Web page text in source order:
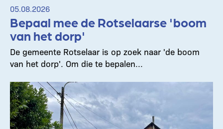
05.08.2026
Bepaal mee de Rotselaarse 'boom
van het dorp'
De gemeente Rotselaar is op zoek naar 'de boom
van het dorp'. Om die te bepalen...